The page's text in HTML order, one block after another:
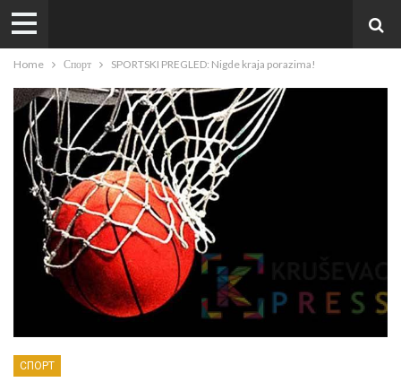
Home Спорт SPORTSKI PREGLED: Nigde kraja porazima!
СПОРТ